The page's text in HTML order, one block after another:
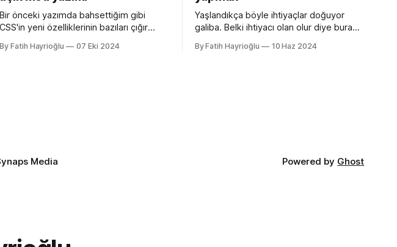
Bir önceki yazımda bahsettiğim gibi
CSS'in yeni özelliklerinin bazıları çığır
deneyimini iyileştirme yönünde özellikler
By Fatih Hayrioğlu 07 Eki 2024
Yaşlandıkça böyle ihtiyaçlar doğuyor
galiba. Belki ihtiyacı olan olur diye buraya
araçlarda başlangıçtaki görünüm küçük
By Fatih Hayrioğlu 10 Haz 2024
Media Powered by Ghost